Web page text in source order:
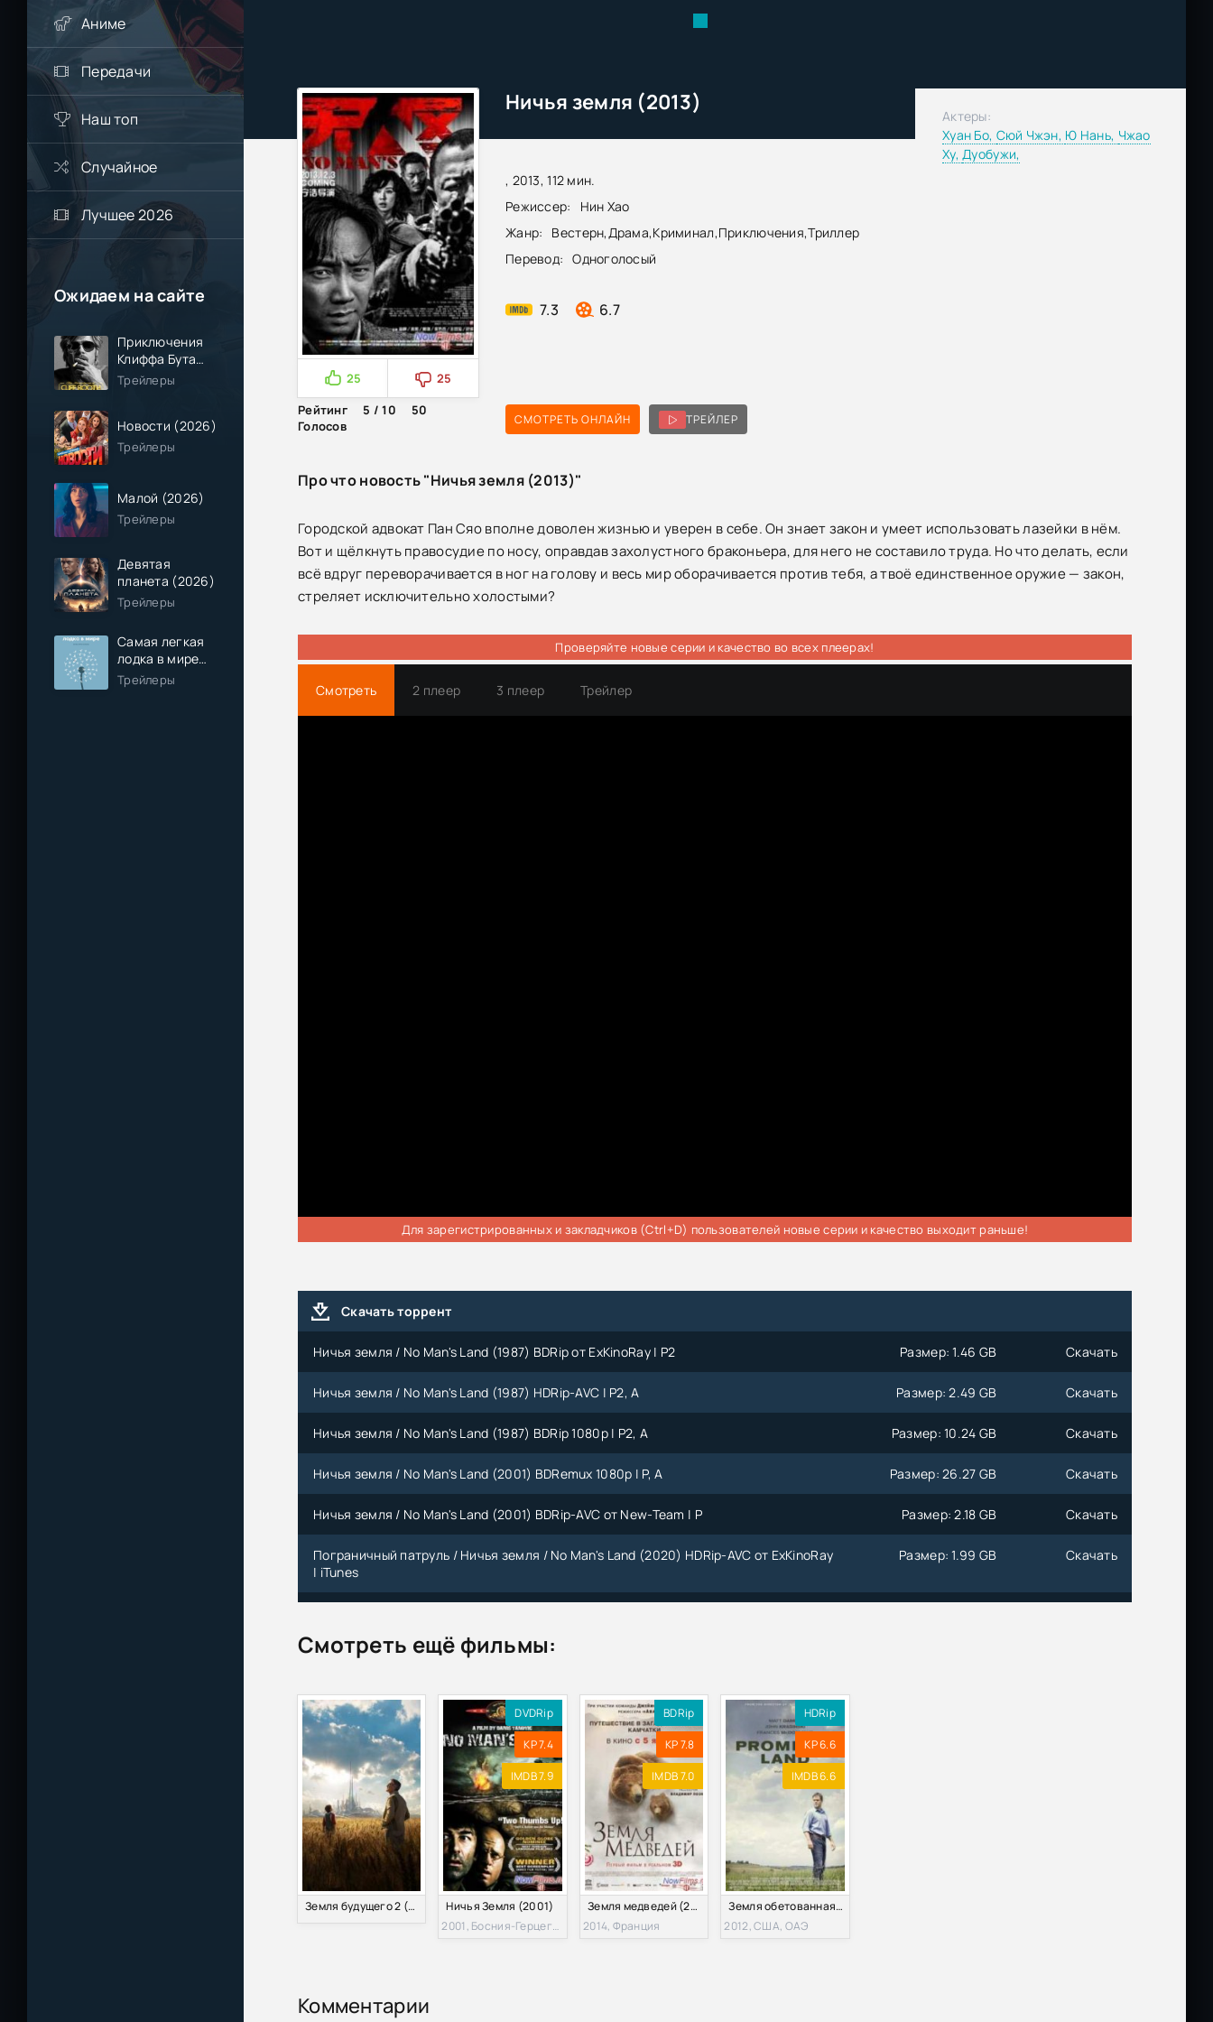
Аниме
Передачи
Наш топ
Случайное
Лучшее 2026
Ожидаем на сайте
Приключения
Клиффа Бута
(2026)
Трейлеры
Новости (2026)
Трейлеры
Малой (2026)
Трейлеры
Девятая
планета (2026)
Трейлеры
Самая легкая
лодка в мире
(2026)
Трейлеры
Ничья земля (2013)
, 2013, 112 мин.
Режиссер:
Нин Хао
Жанр:
Вестерн,Драма,Криминал,Приключения,Триллер
Перевод: Одноголосый
7.3 6.7
25
25
Рейтинг
5 / 10
50
Голосов
СМОТРЕТЬ ОНЛАЙН ТРЕЙЛЕР
Актеры:
Хуан Бо, Сюй Чжэн, Ю Нань, Чжао
Ху,Дуобужи,
Про что новость "Ничья земля (2013)"
Городской адвокат Пан Сяо вполне доволен жизнью и уверен в себе. Он знает закон и умеет использовать лазейки в нём.
Вот и щёлкнуть правосудие по носу, оправдав захолустного браконьера, для него не составило труда. Но что делать, если
всё вдруг переворачивается в ног на голову и весь мир оборачивается против тебя, а твоё единственное оружие — закон,
стреляет исключительно холостыми?
Проверяйте новые серии и качество во всех плеерах!
Смотреть 2 плеер 3 плеер Трейлер
Для зарегистрированных и закладчиков (Ctrl+D) пользователей новые серии и качество выходит раньше!
Скачать торрент
Ничья земля / No Man's Land (1987) BDRip от ExKinoRay | P2 Размер: 1.46 GB Скачать
Ничья земля / No Man's Land (1987) HDRip-AVC | P2, A Размер: 2.49 GB Скачать
Ничья земля / No Man's Land (1987) BDRip 1080p | P2, A Размер: 10.24 GB Скачать
Ничья земля / No Man's Land (2001) BDRemux 1080p | P, A Размер: 26.27 GB Скачать
Ничья земля / No Man's Land (2001) BDRip-AVC от New-Team | P Размер: 2.18 GB Скачать
Пограничный патруль / Ничья земля / No Man's Land (2020) HDRip-AVC от ExKinoRay
| iTunes
Размер: 1.99 GB Скачать
Пограничный патруль / Ничья земля / No Man's Land (2020) HDRip-AVC от DoMiNo |
Пограничный патруль / Ничья земля / No Man's Land (2020) BDRip от MegaPeer |
iTunes
Пограничный патруль / Ничья земля / No Man's Land (2020) BDRip от MegaPeer |
iTunes
Ничья земля / No Man's Land [S01] (2020) WEB-DLRip | TVShows
Ничья земля / No Man's Land [S01] (2020) WEB-DLRip от Generalfilm | КПК | P
Ничья земля / No Man's Land [S01] (2020) WEB-DL 1080p | Кравец Рекордз
Смотреть ещё фильмы:
Земля будущего 2 (2017)
DVDRip
KP 7.4
IMDB 7.9
Ничья Земля (2001)
2001, Босния-Герцеговина, Франция, Словения, Италия, Великобритания, Бельгия
BDRip
KP 7.8
IMDB 7.0
Земля медведей (2014)
2014, Франция
HDRip
KP 6.6
IMDB 6.6
Земля обетованная (2012)
2012, США, ОАЭ
Комментарии